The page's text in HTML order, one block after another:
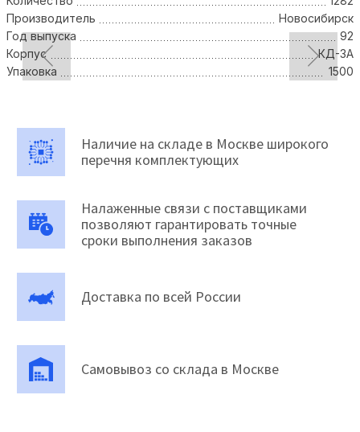
Производитель
Новосибирск
Год выпуска
92
Корпус
КД-3А
Упаковка
1500
Наличие на складе в Москве широкого
перечня комплектующих
Налаженные связи с поставщиками
позволяют гарантировать точные
сроки выполнения заказов
Доставка по всей России
Самовывоз со склада в Москве